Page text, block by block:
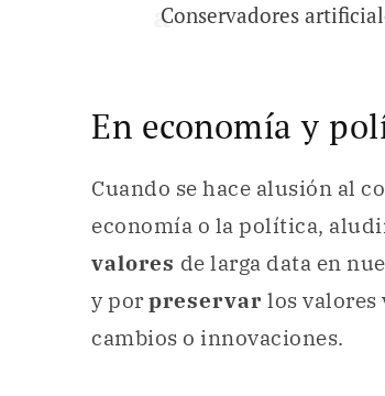
Conservadores
En economía y
Cuando se hace alusión al
economía o la política,
valores de larga data en
y porpreservar los valores
cambios o innovaciones.